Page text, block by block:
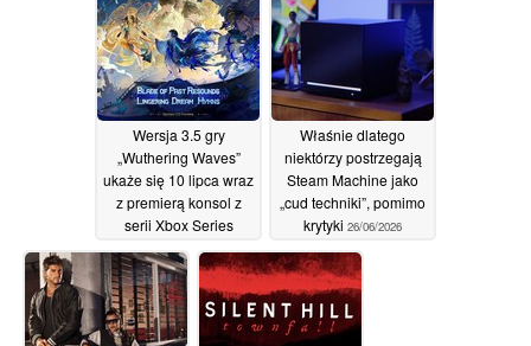
Wersja 3.5 gry
„Wuthering Waves”
ukaże się 10 lipca wraz
z premierą konsol z
serii Xbox Series
27/06/2026
Właśnie dlatego
niektórzy postrzegają
Steam Machine jako
„cud techniki”, pomimo
krytyki 26/06/2026